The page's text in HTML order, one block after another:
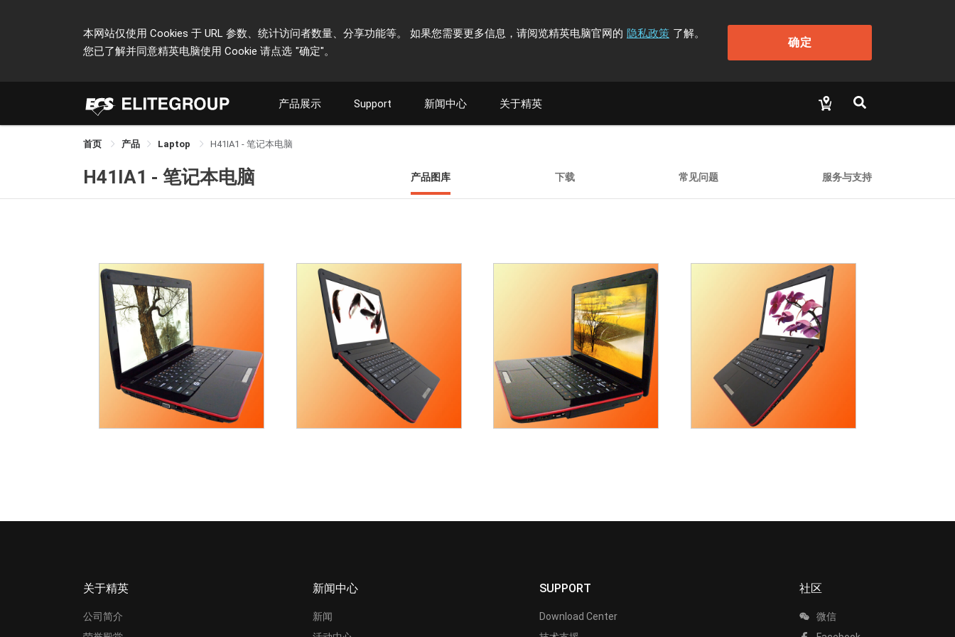
本网站仅使用 Cookies 于 URL 参数、统计访问者数量、分享功能等。 如果您需要更多信息，请阅览精英电脑官网的 隐私政策 了解。
您已了解并同意精英电脑使用 Cookie 请点选 "确定"。
确定
产品展示 Support 新闻中心 关于精英
首页 产品 Laptop H41IA1 - 笔记本电脑
H41IA1 - 笔记本电脑 产品图库 下载 常见问题 服务与支持
关于精英
公司简介
新闻中心
新闻
SUPPORT
Download Center
社区
微信